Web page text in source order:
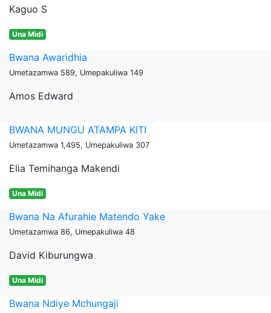
Kaguo S
Una Midi
Bwana Awaridhia
Umetazamwa 589, Umepakuliwa 149
Amos Edward
BWANA MUNGU ATAMPA KITI
Umetazamwa 1,495, Umepakuliwa 307
Elia Temihanga Makendi
Una Midi
Bwana Na Afurahie Matendo Yake
Umetazamwa 86, Umepakuliwa 48
David Kiburungwa
Una Midi
Bwana Ndiye Mchungaji